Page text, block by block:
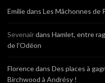
Emiliedans Les Mâchonnes de
Sevenairdans Hamlet, entre
de l’Odéon
Florencedans Des places à
Birchwood à Andrésy !